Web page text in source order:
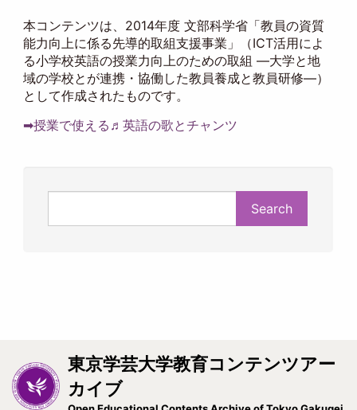
本コンテンツは、2014年度 文部科学省「教員の資質
能力向上に係る先導的取組支援事業」（ICT活用によ
る小学校英語の授業力向上のための取組 ―大学と地
域の学校とが連携・協働した教員養成と教員研修―）
として作成されたものです。
➡授業で使える♬英語の歌とチャンツ
Search
東京学芸大学教育コンテンツアー
カイブ